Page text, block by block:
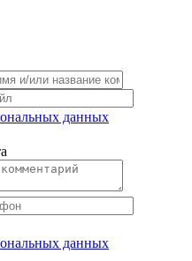
данных
данных